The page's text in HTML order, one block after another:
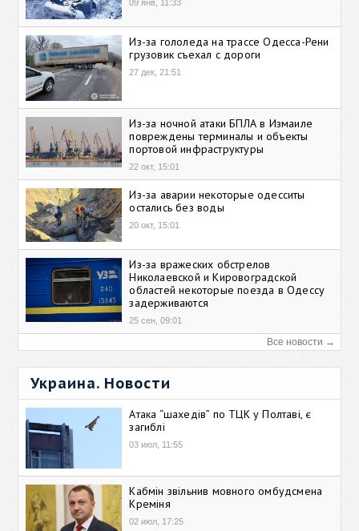
09 янв, 11:33
Из-за гололеда на трассе Одесса-Рени
грузовик съехал с дороги
27 дек, 21:51
Из-за ночной атаки БПЛА в Измаиле
повреждены терминалы и объекты
портовой инфраструктуры
22 окт, 15:01
Из-за аварии некоторые одесситы
остались без воды
20 окт, 15:01
Из-за вражеских обстрелов
Николаевской и Кировоградской
областей некоторые поезда в Одессу
задерживаются
25 сен, 09:01
Все новости →
Украина. Новости
Атака “шахедів” по ТЦК у Полтаві, є
загиблі
03 июл, 11:55
Кабмін звільнив мовного омбудсмена
Креміня
02 июл, 17:25